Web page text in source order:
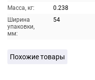
Масса, кг:
0.238
Ширина
упаковки,
мм:
54
Похожие товары